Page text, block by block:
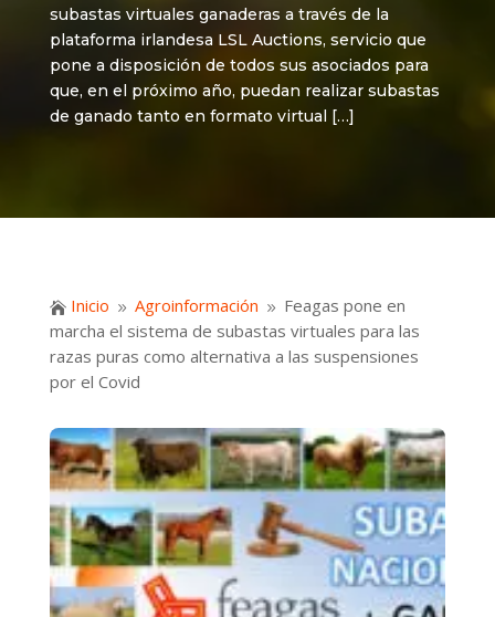
subastas virtuales ganaderas a través de la
plataforma irlandesa LSL Auctions, servicio que
pone a disposición de todos sus asociados para
que, en el próximo año, puedan realizar subastas
de ganado tanto en formato virtual […]
 Inicio 9 Agroinformación 9 Feagas pone en
marcha el sistema de subastas virtuales para las
razas puras como alternativa a las suspensiones
por el Covid